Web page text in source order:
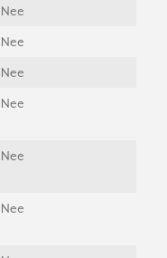
Nee
Nee
Nee
Nee
Nee
Nee